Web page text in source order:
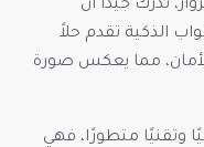
تدرك جيدًا أن
الذكية تقدم حلاً
مما يعكس صورة
وتقنيًا متطورًا، فهي